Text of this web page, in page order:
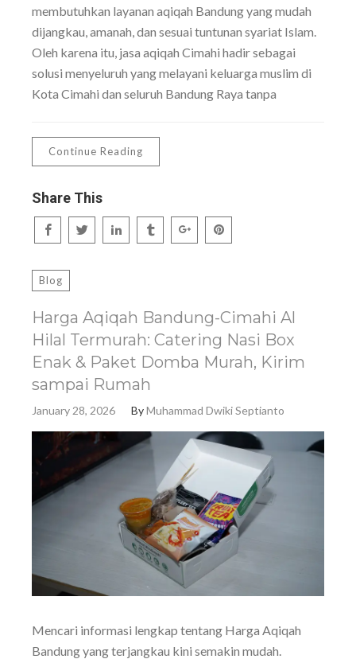
membutuhkan layanan aqiqah Bandung yang mudah
dijangkau, amanah, dan sesuai tuntunan syariat Islam.
Oleh karena itu, jasa aqiqah Cimahi hadir sebagai
solusi menyeluruh yang melayani keluarga muslim di
Kota Cimahi dan seluruh Bandung Raya tanpa
Continue Reading
Share This
Blog
Harga Aqiqah Bandung-Cimahi Al
Hilal Termurah: Catering Nasi Box
Enak & Paket Domba Murah, Kirim
sampai Rumah
January 28, 2026 ByMuhammad Dwiki Septianto
Mencari informasi lengkap tentang Harga Aqiqah
Bandung yang terjangkau kini semakin mudah.